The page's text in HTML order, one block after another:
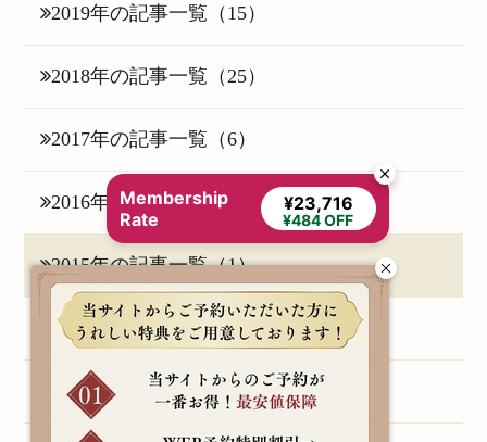
2019年の記事一覧（15）
2018年の記事一覧（25）
2017年の記事一覧（6）
2016年の記事一覧（16）
2015年の記事一覧（1）
2015年11月（1）
2014年の記事一覧（3）
Membership
Rate
¥23,716
¥484 OFF